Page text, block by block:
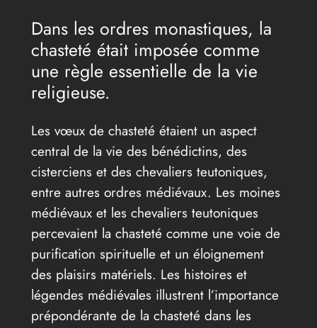
Dans les ordres monastiques, la
chasteté était imposée comme
une règle essentielle de la vie
religieuse.
Les vœux de chasteté étaient un aspect
central de la vie des bénédictins, des
cisterciens et des chevaliers teutoniques,
entre autres ordres médiévaux. Les moines
médiévaux et les chevaliers teutoniques
percevaient la chasteté comme une voie de
purification spirituelle et un éloignement
des plaisirs matériels. Les histoires et
légendes médiévales illustrent l’importance
prépondérante de la chasteté dans les